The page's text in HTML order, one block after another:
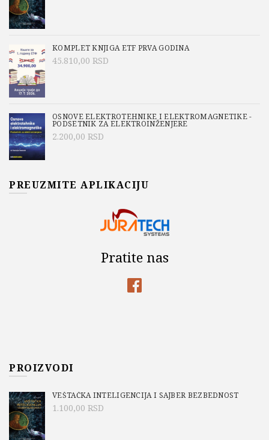
KOMPLET KNJIGA ETF PRVA GODINA
45.810,00 RSD
OSNOVE ELEKTROTEHNIKE I ELEKTROMAGNETIKE -
PODSETNIK ZA ELEKTROINŽENJERE
2.200,00 RSD
PREUZMITE APLIKACIJU
Pratite nas
PROIZVODI
VEŠTAČKA INTELIGENCIJA I SAJBER BEZBEDNOST
1.100,00 RSD